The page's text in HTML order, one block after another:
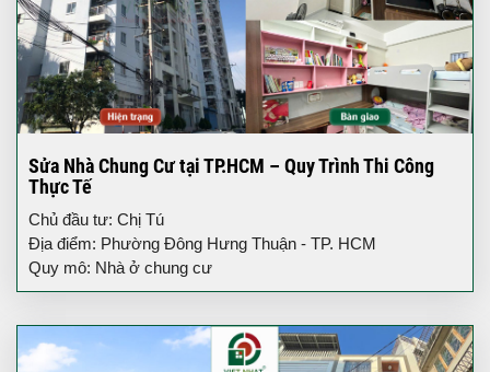
Sửa Nhà Chung Cư tại TP.HCM – Quy Trình Thi Công
Thực Tế
Chủ đầu tư: Chị Tú
Địa điểm: Phường Đông Hưng Thuận - TP. HCM
Quy mô: Nhà ở chung cư